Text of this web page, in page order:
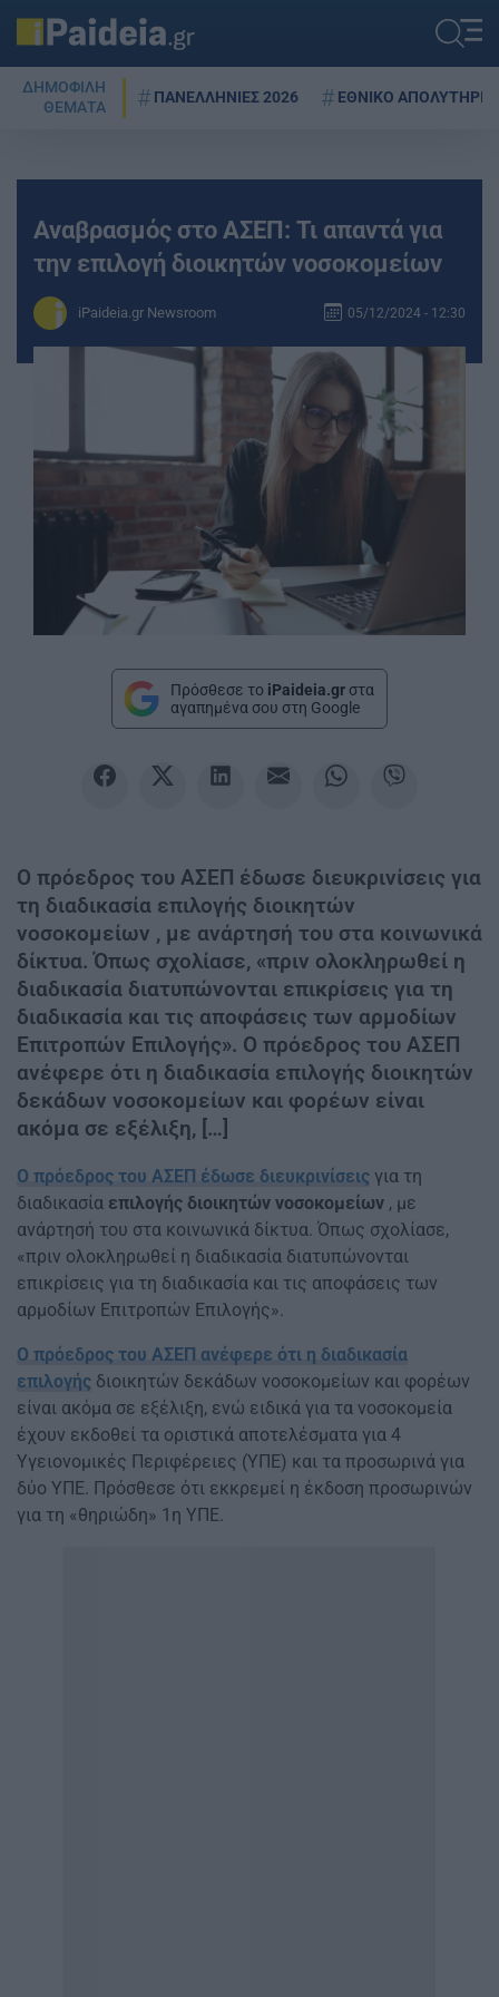
ΔΗΜΟΦΙΛΗ
ΘΕΜΑΤΑ
ΠΑΝΕΛΛΗΝΙΕΣ 2026 ΕΘΝΙΚΟ ΑΠΟΛΥΤΗΡΙΟ
Αναβρασμός στο ΑΣΕΠ: Τι απαντά για
την επιλογή διοικητών νοσοκομείων
iPaideia.gr Newsroom 05/12/2024 - 12:30
Πρόσθεσε το iPaideia.gr στα
αγαπημένα σου στη Google
Ο πρόεδρος του ΑΣΕΠ έδωσε διευκρινίσεις για
τη διαδικασία επιλογής διοικητών
νοσοκομείων , με ανάρτησή του στα κοινωνικά
δίκτυα. Όπως σχολίασε, «πριν ολοκληρωθεί η
διαδικασία διατυπώνονται επικρίσεις για τη
διαδικασία και τις αποφάσεις των αρμοδίων
Επιτροπών Επιλογής». Ο πρόεδρος του ΑΣΕΠ
ανέφερε ότι η διαδικασία επιλογής διοικητών
δεκάδων νοσοκομείων και φορέων είναι
ακόμα σε εξέλιξη, […]
Ο πρόεδρος του ΑΣΕΠ έδωσε διευκρινίσεις για τη
διαδικασία επιλογής διοικητών νοσοκομείων , με
ανάρτησή του στα κοινωνικά δίκτυα. Όπως σχολίασε,
«πριν ολοκληρωθεί η διαδικασία διατυπώνονται
επικρίσεις για τη διαδικασία και τις αποφάσεις των
αρμοδίων Επιτροπών Επιλογής».
Ο πρόεδρος του ΑΣΕΠ ανέφερε ότι η διαδικασία
επιλογής διοικητών δεκάδων νοσοκομείων και φορέων
είναι ακόμα σε εξέλιξη, ενώ ειδικά για τα νοσοκομεία
έχουν εκδοθεί τα οριστικά αποτελέσματα για 4
Υγειονομικές Περιφέρειες (ΥΠΕ) και τα προσωρινά για
δύο ΥΠΕ. Πρόσθεσε ότι εκκρεμεί η έκδοση προσωρινών
για τη «θηριώδη» 1η ΥΠΕ.